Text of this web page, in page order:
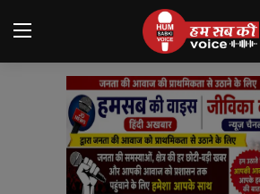
Login Register